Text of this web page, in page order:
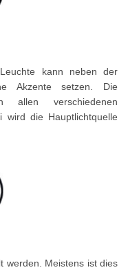
kann neben der
Akzente setzen. Die
allen verschiedenen
wird die Hauptlichtquelle
werden. Meistens ist dies